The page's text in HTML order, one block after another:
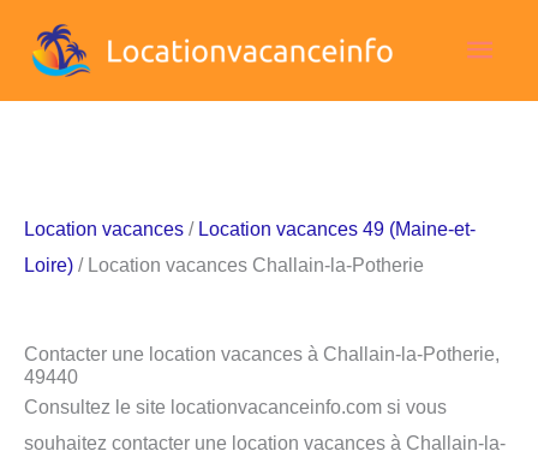
Location vacances / Location vacances 49 (Maine-et-
Loire) / Location vacances Challain-la-Potherie
Contacter une location vacances à Challain-la-Potherie,
49440
Consultez le site locationvacanceinfo.com si vous
souhaitez contacter une location vacances à Challain-la-